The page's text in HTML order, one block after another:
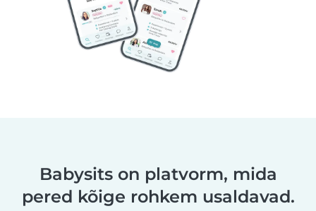
Babysits on platvorm, mida
pered kõige rohkem usaldavad.